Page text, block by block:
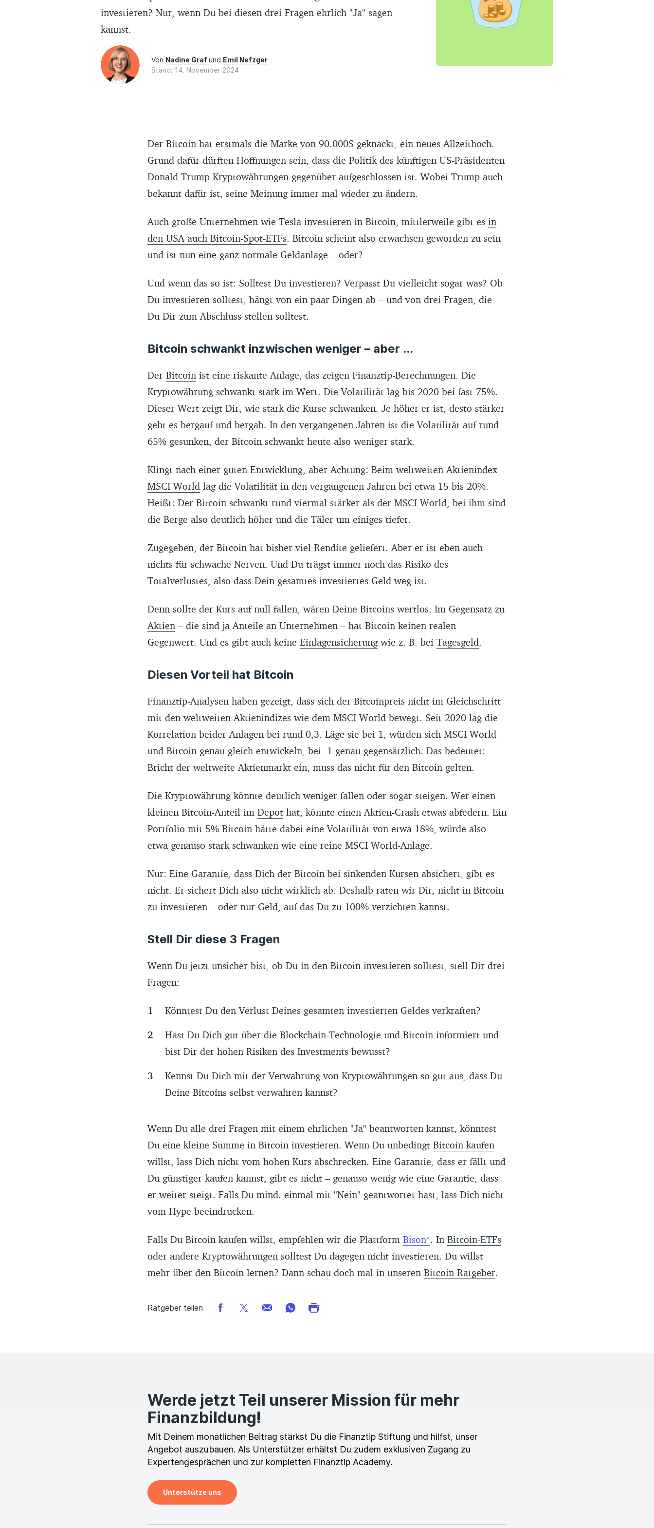
Erfahrungsportal
Academy
investieren? Nur, wenn Du bei diesen drei Fragen ehrlich "Ja" sagen
kannst.
Von Nadine Grafund Emil Nefzger
Stand: 14. November 2024
Der Bitcoin hat erstmals die Marke von 90.000$ geknackt, ein neues Allzeithoch.
Grund dafür dürften Hoffnungen sein, dass die Politik des künftigen US-Präsidenten
Donald Trump Kryptowährungengegenüber aufgeschlossen ist. Wobei Trump auch
bekannt dafür ist, seine Meinung immer mal wieder zu ändern.
Auch große Unternehmen wie Tesla investieren in Bitcoin, mittlerweile gibt es in
den USA auch Bitcoin-Spot-ETFs. Bitcoin scheint also erwachsen geworden zu sein
und ist nun eine ganz normale Geldanlage – oder?
Und wenn das so ist: Solltest Du investieren? Verpasst Du vielleicht sogar was? Ob
Du investieren solltest, hängt von ein paar Dingen ab – und von drei Fragen, die
Du Dir zum Abschluss stellen solltest.
Bitcoin schwankt inzwischen weniger – aber ...
Der Bitcoinist eine riskante Anlage, das zeigen Finanztip-Berechnungen. Die
Kryptowährung schwankt stark im Wert. Die Volatilität lag bis 2020 bei fast 75%.
Dieser Wert zeigt Dir, wie stark die Kurse schwanken. Je höher er ist, desto stärker
geht es bergauf und bergab. In den vergangenen Jahren ist die Volatilität auf rund
65% gesunken, der Bitcoin schwankt heute also weniger stark.
Klingt nach einer guten Entwicklung, aber Achtung: Beim weltweiten Aktienindex
MSCI Worldlag die Volatilität in den vergangenen Jahren bei etwa 15 bis 20%.
Heißt: Der Bitcoin schwankt rund viermal stärker als der MSCI World, bei ihm sind
die Berge also deutlich höher und die Täler um einiges tiefer.
Zugegeben, der Bitcoin hat bisher viel Rendite geliefert. Aber er ist eben auch
nichts für schwache Nerven. Und Du trägst immer noch das Risiko des
Totalverlustes, also dass Dein gesamtes investiertes Geld weg ist.
Denn sollte der Kurs auf null fallen, wären Deine Bitcoins wertlos. Im Gegensatz zu
Aktien– die sind ja Anteile an Unternehmen – hat Bitcoin keinen realen
Gegenwert. Und es gibt auch keine Einlagensicherungwie z. B. bei Tagesgeld.
Diesen Vorteil hat Bitcoin
Finanztip-Analysen haben gezeigt, dass sich der Bitcoinpreis nicht im Gleichschritt
mit den weltweiten Aktienindizes wie dem MSCI World bewegt. Seit 2020 lag die
Korrelation beider Anlagen bei rund 0,3. Läge sie bei 1, würden sich MSCI World
und Bitcoin genau gleich entwickeln, bei -1 genau gegensätzlich. Das bedeutet:
Bricht der weltweite Aktienmarkt ein, muss das nicht für den Bitcoin gelten.
Die Kryptowährung könnte deutlich weniger fallen oder sogar steigen. Wer einen
kleinen Bitcoin-Anteil im Depothat, könnte einen Aktien-Crash etwas abfedern. Ein
Portfolio mit 5% Bitcoin hätte dabei eine Volatilität von etwa 18%, würde also
etwa genauso stark schwanken wie eine reine MSCI World-Anlage.
Nur: Eine Garantie, dass Dich der Bitcoin bei sinkenden Kursen absichert, gibt es
nicht. Er sichert Dich also nicht wirklich ab. Deshalb raten wir Dir, nicht in Bitcoin
zu investieren – oder nur Geld, auf das Du zu 100% verzichten kannst.
Stell Dir diese 3 Fragen
Wenn Du jetzt unsicher bist, ob Du in den Bitcoin investieren solltest, stell Dir drei
Fragen:
Könntest Du den Verlust Deines gesamten investierten Geldes verkraften?
Hast Du Dich gut über die Blockchain-Technologie und Bitcoin informiert und
bist Dir der hohen Risiken des Investments bewusst?
Kennst Du Dich mit der Verwahrung von Kryptowährungen so gut aus, dass Du
Deine Bitcoins selbst verwahren kannst?
Wenn Du alle drei Fragen mit einem ehrlichen "Ja" beantworten kannst, könntest
Du eine kleine Summe in Bitcoin investieren. Wenn Du unbedingt Bitcoin kaufen
willst, lass Dich nicht vom hohen Kurs abschrecken. Eine Garantie, dass er fällt und
Du günstiger kaufen kannst, gibt es nicht – genauso wenig wie eine Garantie, dass
er weiter steigt. Falls Du mind. einmal mit "Nein" geantwortet hast, lass Dich nicht
vom Hype beeindrucken.
Falls Du Bitcoin kaufen willst, empfehlen wir die Plattform Bison . In Bitcoin-ETFs
oder andere Kryptowährungen solltest Du dagegen nicht investieren. Du willst
mehr über den Bitcoin lernen? Dann schau doch mal in unseren Bitcoin-Ratgeber.
Ratgeber teilen
Werde jetzt Teil unserer Mission für mehr
Finanzbildung!
Mit Deinem monatlichen Beitrag stärkst Du die Finanztip Stiftung und hilfst, unser
Angebot auszubauen. Als Unterstützer erhältst Du zudem exklusiven Zugang zu
Expertengesprächen und zur kompletten Finanztip Academy.
Unterstütze uns